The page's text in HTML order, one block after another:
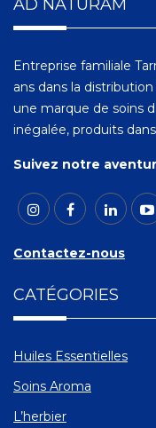
AD NATURAM
Entreprise familiale
ans dans la
une marque de soins
inégalée, produits
Suivez notre
Contactez-nous
CATÉGORIES
Huiles Essentielles
Soins Aroma
L’herbier